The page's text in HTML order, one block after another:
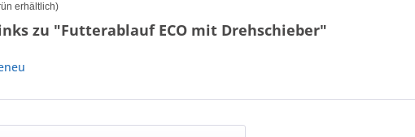
erhältlich)
zu "Futterablauf ECO mit Drehschieber"